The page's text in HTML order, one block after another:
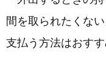
間を取られたくな
支払う方法はおすす